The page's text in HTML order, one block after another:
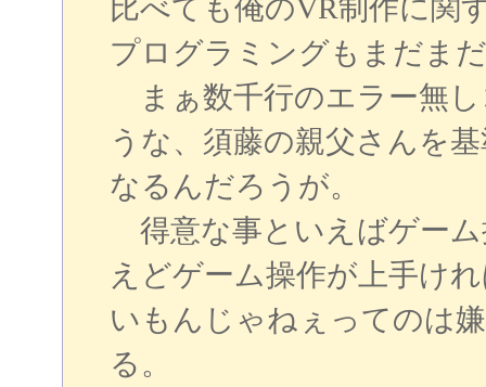
比べても俺のVR制作に関
プログラミングもまだま
まぁ数千行のエラー無
うな、須藤の親父さんを
なるんだろうが。
得意な事といえばゲー
えどゲーム操作が上手け
いもんじゃねぇってのは
る。